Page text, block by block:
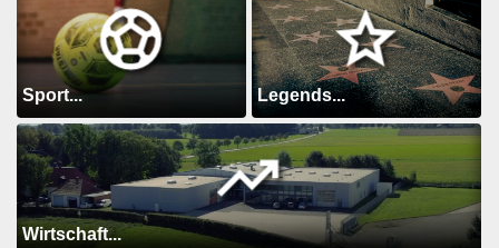
Sport... Legends...
Wirtschaft...